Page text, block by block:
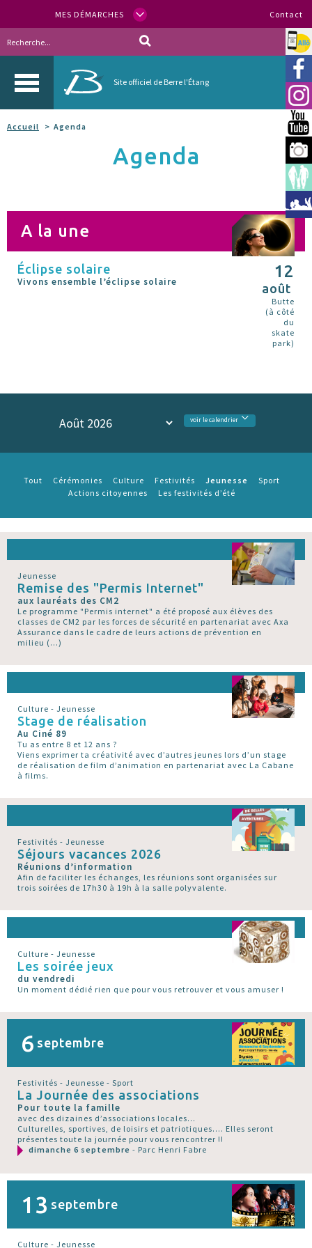
MES DÉMARCHES Contact
Site officiel de Berre l'Étang
Allo
Accueil Agenda
Agenda
A la une
Éclipse solaire
Vivons ensemble l’éclipse solaire
12
août
Butte
(à côté
du
skate
park)
voir le calendrier
Tout Cérémonies Culture Festivités Jeunesse
Sport
Actions citoyennes
Les festivités d’été
Jeunesse
Remise des "Permis Internet"
aux lauréats des CM2
Le programme "Permis internet" a été proposé aux élèves des
classes de CM2 par les forces de sécurité en partenariat avec Axa
Assurance dans le cadre de leurs actions de prévention en
milieu (…)
Culture - Jeunesse
Stage de réalisation
Au Ciné 89
Tu as entre 8 et 12 ans ?
Viens exprimer ta créativité avec d’autres jeunes lors d’un stage
de réalisation de film d’animation en partenariat avec La Cabane
à films.
Festivités - Jeunesse
Séjours vacances 2026
Réunions d’information
Afin de faciliter les échanges, les réunions sont organisées sur
trois soirées de 17h30 à 19h à la salle polyvalente.
Culture - Jeunesse
Les soirée jeux
du vendredi
Un moment dédié rien que pour vous retrouver et vous amuser !
6 septembre
Festivités - Jeunesse - Sport
La Journée des associations
Pour toute la famille
avec des dizaines d’associations locales...
Culturelles, sportives, de loisirs et patriotiques.... Elles seront
présentes toute la journée pour vous rencontrer !!
dimanche 6 septembre - Parc Henri Fabre
13 septembre
Culture - Jeunesse